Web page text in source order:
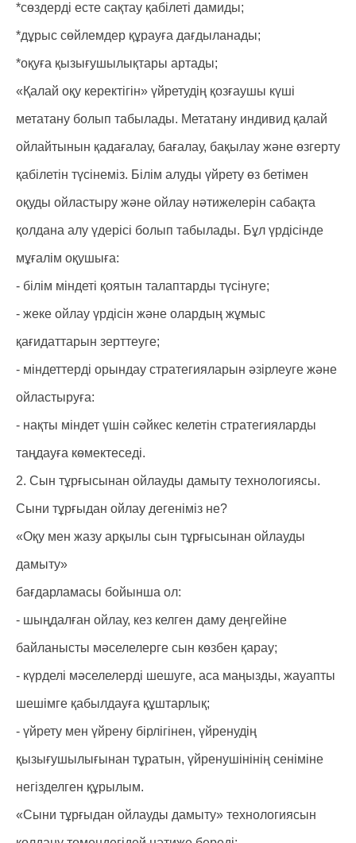
*сөздерді есте сақтау қабілеті дамиды;
*дұрыс сөйлемдер құрауға дағдыланады;
*оқуға қызығушылықтары артады;
«Қалай оқу керектігін» үйретудің қозғаушы күші
метатану болып табылады. Метатану индивид қалай
ойлайтынын қадағалау, бағалау, бақылау және өзгерту
қабілетін түсінеміз. Білім алуды үйрету өз бетімен
оқуды ойластыру және ойлау нәтижелерін сабақта
қолдана алу үдерісі болып табылады. Бұл үрдісінде
мұғалім оқушыға:
- білім міндеті қоятын талаптарды түсінуге;
- жеке ойлау үрдісін және олардың жұмыс
қағидаттарын зерттеуге;
- міндеттерді орындау стратегияларын әзірлеуге және
ойластыруға:
- нақты міндет үшін сәйкес келетін стратегияларды
таңдауға көмектеседі.
2. Сын тұрғысынан ойлауды дамыту технологиясы.
Сыни тұрғыдан ойлау дегеніміз не?
«Оқу мен жазу арқылы сын тұрғысынан ойлауды
дамыту»
бағдарламасы бойынша ол:
- шыңдалған ойлау, кез келген даму деңгейіне
байланысты мәселелерге сын көзбен қарау;
- күрделі мәселелерді шешуге, аса маңызды, жауапты
шешімге қабылдауға құштарлық;
- үйрету мен үйрену бірлігінен, үйренудің
қызығушылығынан тұратын, үйренушінінің сеніміне
негізделген құрылым.
«Сыни тұрғыдан ойлауды дамыту» технологиясын